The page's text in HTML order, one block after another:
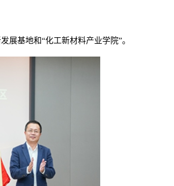
展基地和“化工新材料产业学院”。